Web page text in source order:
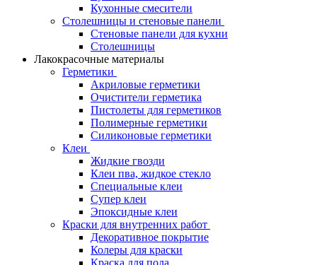
Кухонные смесители
Столешницы и стеновые панели
Стеновые панели для кухни
Столешницы
Лакокрасочные материалы
Герметики
Акриловые герметики
Очистители герметика
Пистолеты для герметиков
Полимерные герметики
Силиконовые герметики
Клеи
Жидкие гвозди
Клеи пва, жидкое стекло
Специальные клеи
Супер клеи
Эпоксидные клеи
Краски для внутренних работ
Декоративное покрытие
Колеры для краски
Краска для пола